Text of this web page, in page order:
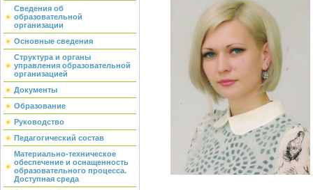
Сведения об
образовательной
организации
Основные сведения
Структура и органы
управления образовательной
организацией
Документы
Образование
Руководство
Педагогический состав
Материально-техническое
обеспечение и оснащенность
образовательного процесса.
Доступная среда